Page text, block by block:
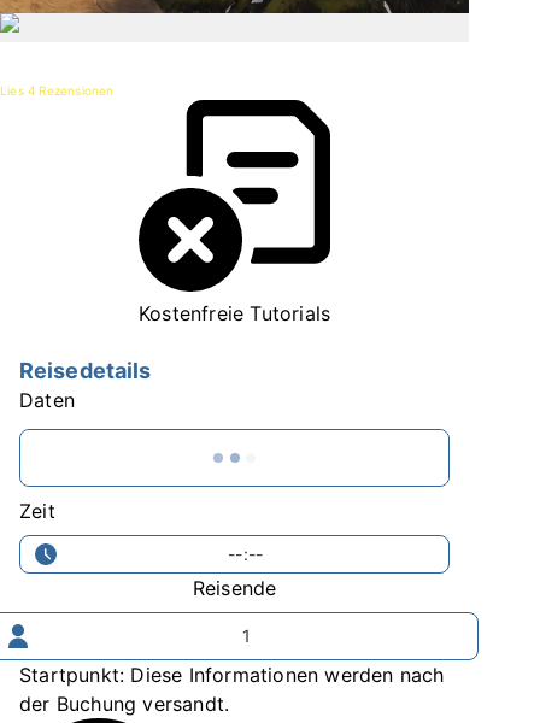
Lies 4 Rezensionen
Kostenfreie Tutorials
Reisedetails
Daten
Zeit
--:--
Reisende
1
Startpunkt: Diese Informationen werden nach
der Buchung versandt.